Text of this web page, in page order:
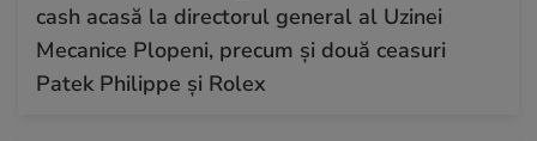
cash acasă la directorul general al Uzinei
Mecanice Plopeni, precum și două ceasuri
Patek Philippe și Rolex